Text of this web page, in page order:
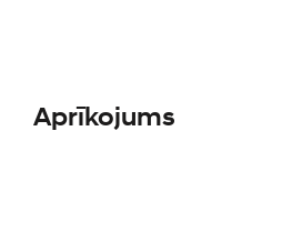
Aprīkojums